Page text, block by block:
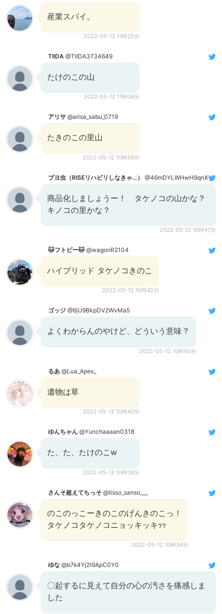
産業スパイ。
2022-05-12 11時25分
TIIDA @TIIDA3734649
たけのこの山
2022-05-12 11時08分
アリサ @arisa_sabu_0719
たきのこの里山
2022-05-12 10時59分
ブヨ虫（RISEリハビリしなきゃ…） @46mDYLWHwH9qnXV
商品化しましょうー！ タケノコの山かな？
キノコの里かな？
2022-05-12 10時47分
🐱フトピー🐱 @wagonR2104
ハイブリッド タケノコきのこ
2022-05-12 10時42分
ゴッジ @6jU9BkpDV2WvMa5
よくわからんのやけど、どういう意味？
2022-05-12 10時40分
るあ @Lua_Apex_
遺物は草
2022-05-12 10時40分
ゆんちゃん @Yunchaaaan0318
た、た、たけのこw
2022-05-12 10時38分
さんそ超えてちっそ @tisso_sanso___
のこのっこーきのこのげんきのこっ！
タケノコタケノコニョッキッキｯｯ
2022-05-12 10時34分
ゆな @b7k4Yj2t9ApC0Y0
〇起するに見えて自分の心の汚さを痛感しま
した